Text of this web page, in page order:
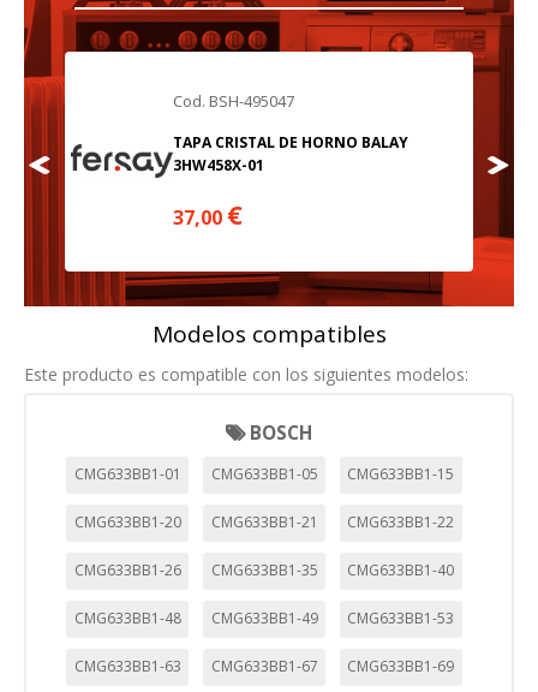
Cod. BSH-495047
TAPA CRISTAL DE HORNO BALAY
3HW458X-01
37,00 €
Modelos compatibles
Este producto es compatible con los siguientes modelos:
BOSCH
CMG633BB1-01 CMG633BB1-05 CMG633BB1-15
CMG633BB1-20 CMG633BB1-21 CMG633BB1-22
CMG633BB1-26 CMG633BB1-35 CMG633BB1-40
CMG633BB1-48 CMG633BB1-49 CMG633BB1-53
CMG633BB1-63 CMG633BB1-67 CMG633BB1-69